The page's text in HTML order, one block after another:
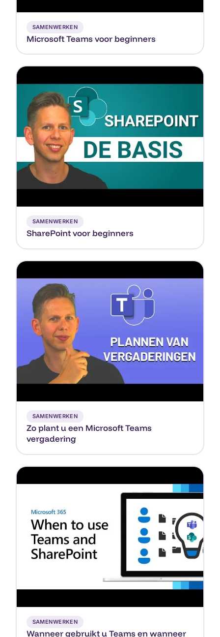
SAMENWERKEN
Microsoft Teams voor beginners
SAMENWERKEN
SharePoint voor beginners
SAMENWERKEN
Zo plant u een Microsoft Teams
vergadering
SAMENWERKEN
Wanneer gebruikt u Teams en wanneer